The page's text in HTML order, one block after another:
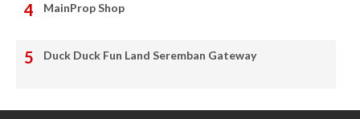
MainProp Shop
Duck Duck Fun Land Seremban Gateway